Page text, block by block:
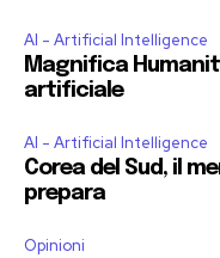
AI - Artificial Intelligence
Magnifica
artificiale
AI - Artificial Intelligence
Corea del Sud, il
prepara
Opinioni